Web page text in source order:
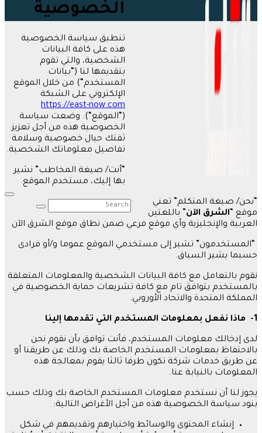
الخصوصية
تنطبق سياسة الخصوصية
هذه على كافة البيانات
الشخصية، والتي تقوم
بتقديمها لنا (“ بيانات
المستخدم “) من خلال الموقع
الإلكتروني على الشبكة
https://east-now.com
(“ الموقع “). وضعت سياسة
الخصوصية هذه من أجل تعزيز
ثقتك حيال خصوصية وسلامة
تفاصيل معلوماتك الشخصية.
أنت/ صيغة المخاطب” نشير
بها إليك، مستخدم الموقع.
نحن/ صيغة المتكلم” تعني
موقع
الشرق الآن” باللغتين
العربية والإنجليزية وأي موقع فرعي ضمن نطاق موقع الشرق الآن
المستخدمون” تشير إلى مستخدمي الموقع عموما و/أو فرادى
حسبما يشير السياق.
نقوم بالتعامل مع كافة البيانات الشخصية والمعلومات المتعلقة
بالمستخدم بتوافق تام مع كافة تشريعات حماية الخصوصية في
المملكة المتحدة والاتحاد الأوروبي.
1- ماذا نفعل بمعلومات المستخدم التي تقدمها إلينا
لدى إدخالك معلومات المستخدم، فأنت توافق بأن نقوم نحن
بالاحتفاظ بمعلومات المستخدم الخاصة بك وذلك عن طريقنا أو
عن طريق خدمات شركة تكون طرفا ثالثا يقوم بمعالجة هذه
المعلومات بالنيابة عنا.
يجوز لنا أن نستخدم معلومات المستخدم الخاصة بك وذلك حسب
بنود سياسة الخصوصية هذه من أجل الأغراض التالية:
إنشاء المحتوى والوسائط واختيارهم وتقديمهم في شكل